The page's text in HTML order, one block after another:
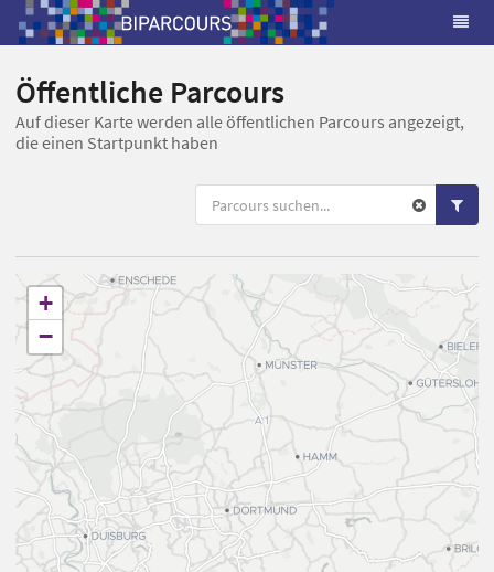
Öffentliche Parcours
Auf dieser Karte werden alle öffentlichen Parcours angezeigt,
die einen Startpunkt haben
+
−